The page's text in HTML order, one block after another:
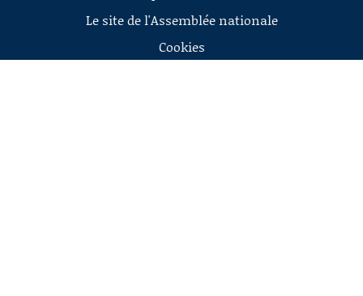
Le site de l'Assemblée nationale
Cookies